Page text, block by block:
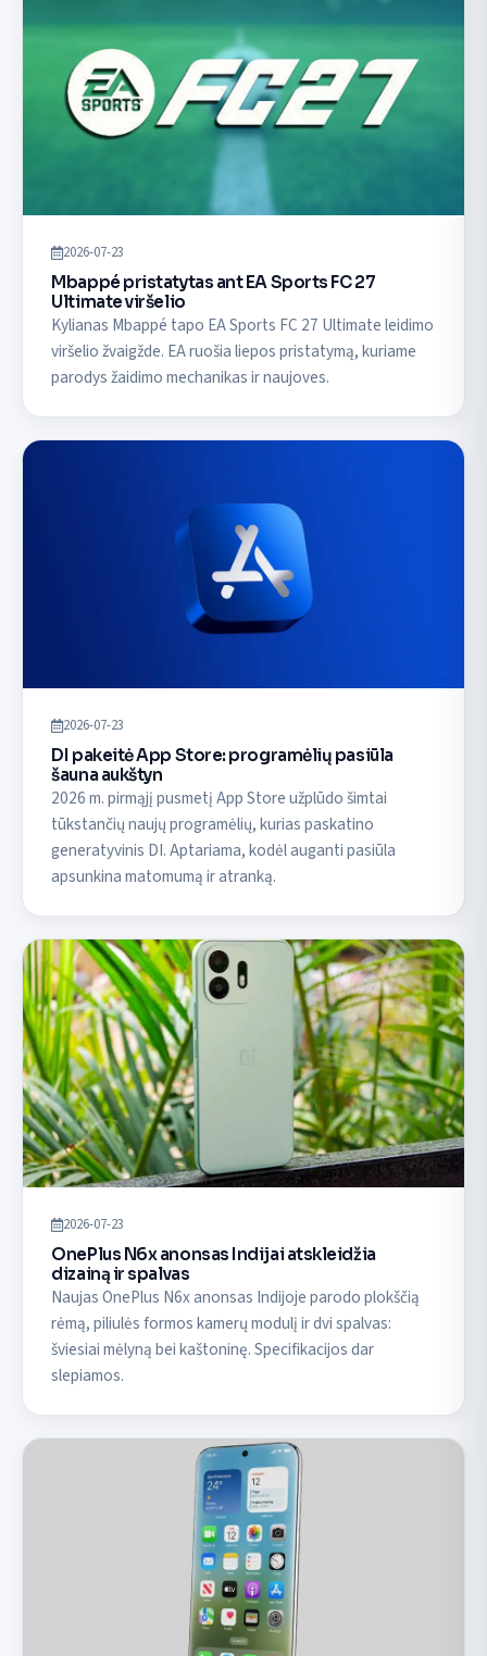
2026-07-23
Mbappé pristatytas ant EA Sports FC 27
Ultimate viršelio
Kylianas Mbappé tapo EA Sports FC 27 Ultimate leidimo
viršelio žvaigžde. EA ruošia liepos pristatymą, kuriame
parodys žaidimo mechanikas ir naujoves.
2026-07-23
DI pakeitė App Store: programėlių pasiūla
šauna aukštyn
2026 m. pirmąjį pusmetį App Store užplūdo šimtai
tūkstančių naujų programėlių, kurias paskatino
generatyvinis DI. Aptariama, kodėl auganti pasiūla
apsunkina matomumą ir atranką.
2026-07-23
OnePlus N6x anonsas Indijai atskleidžia
dizainą ir spalvas
Naujas OnePlus N6x anonsas Indijoje parodo plokščią
rėmą, piliulės formos kamerų modulį ir dvi spalvas:
šviesiai mėlyną bei kaštoninę. Specifikacijos dar
slepiamos.